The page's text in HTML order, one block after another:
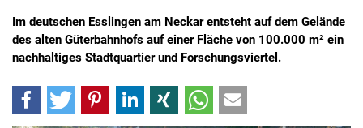
Im deutschen Esslingen am Neckar entsteht auf dem Gelände
des alten Güterbahnhofs auf einer Fläche von 100.000 m² ein
nachhaltiges Stadtquartier und Forschungsviertel.